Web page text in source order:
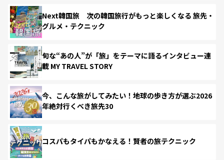
Next韓国旅 次の韓国旅行がもっと楽しくなる 旅先・
グルメ・テクニック
旬な“あの人”が「旅」をテーマに語るインタビュー連
載 MY TRAVEL STORY
今、こんな旅がしてみたい！地球の歩き方が選ぶ2026
年絶対行くべき旅先30
コスパもタイパもかなえる！賢者の旅テクニック